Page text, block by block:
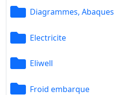
Diagrammes, Abaques
Electricite
Eliwell
Froid embarque